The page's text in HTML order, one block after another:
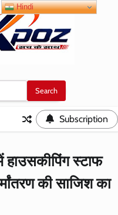
Subscription
हाउसकीपिंग स्टाफ
की साजिश का
Hindi